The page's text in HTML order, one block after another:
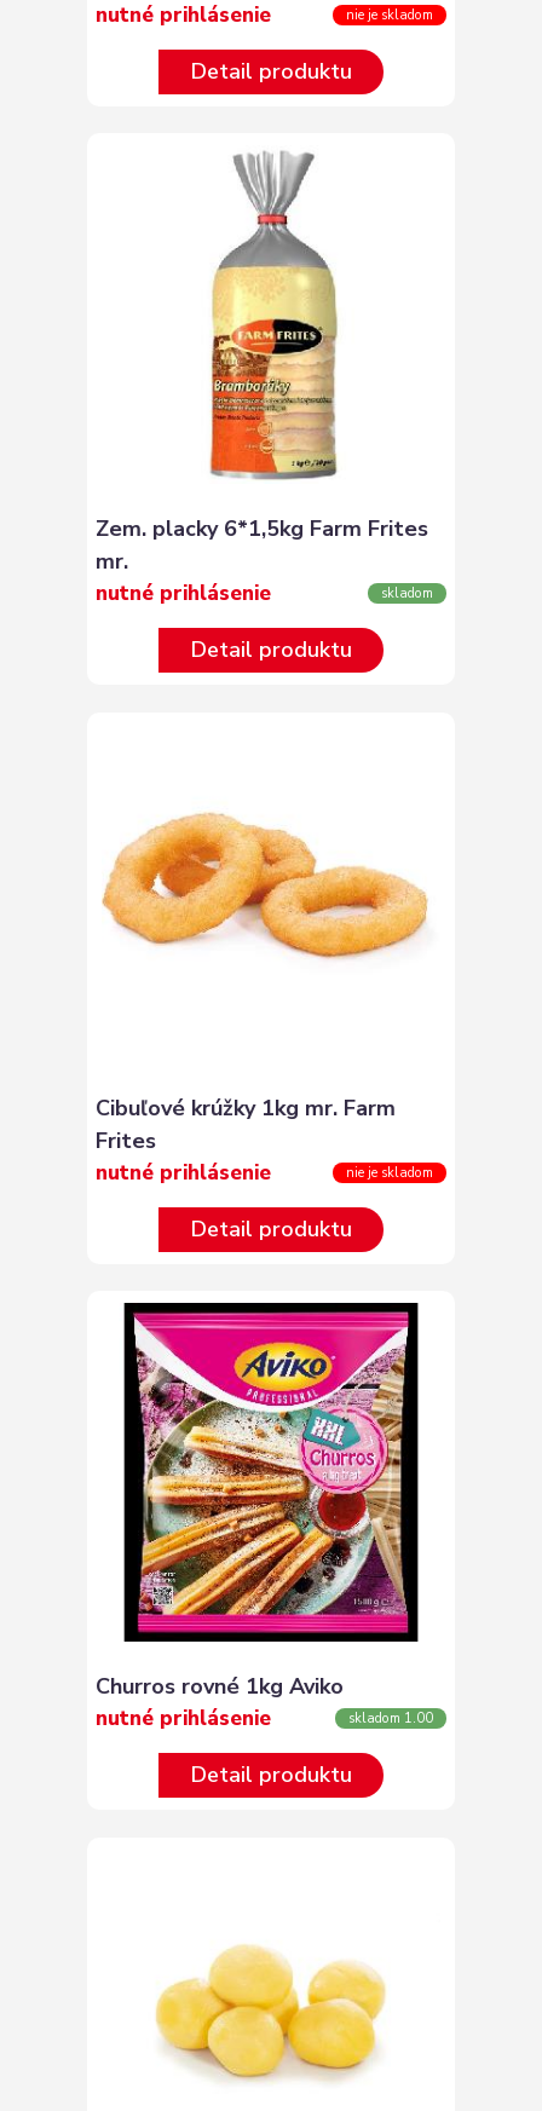
nutné prihlásenie nie je skladom
Detail produktu
Zem. placky 6*1,5kg Farm Frites
mr.
nutné prihlásenie skladom
Detail produktu
Cibuľové krúžky 1kg mr. Farm
Frites
nutné prihlásenie nie je skladom
Detail produktu
Churros rovné 1kg Aviko
nutné prihlásenie skladom 1.00
Detail produktu